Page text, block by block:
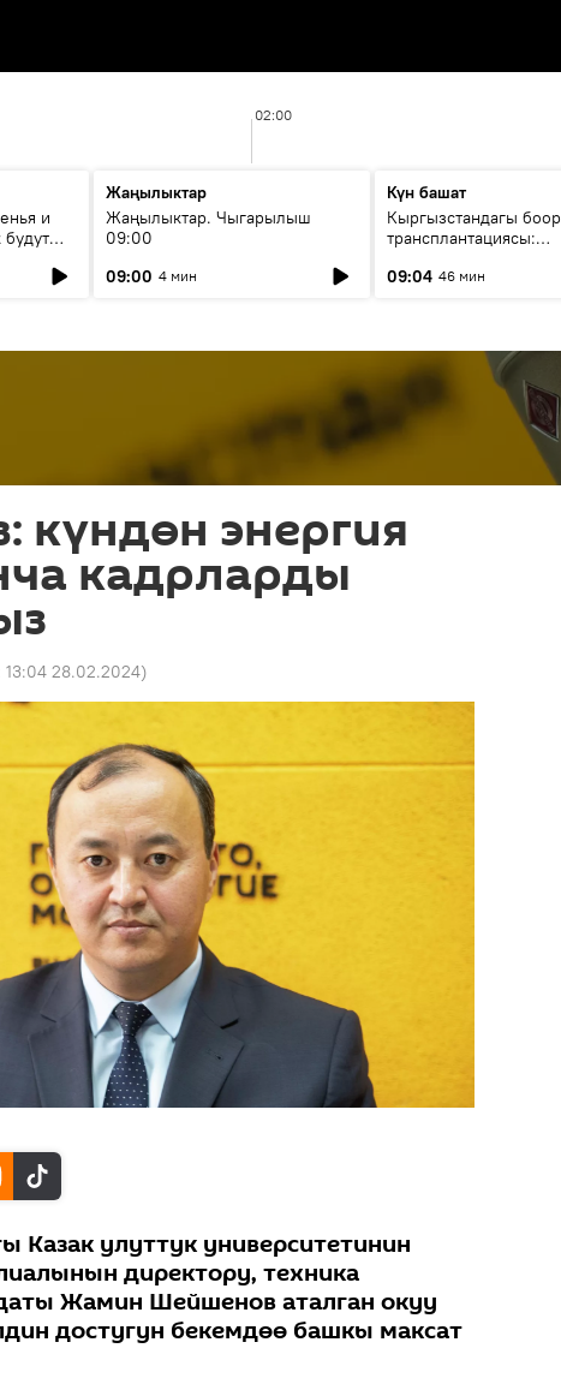
02:00
и
будут
Жаңылыктар
Жаңылыктар. Чыгарылыш
09:00
09:00 4 мин
Күн башат
Кыргызстандагы боор
трансплантациясы:
келечеги
09:04 46 мин
энергия
кадрларды
13:04 28.02.2024)
Казак улуттук университетинин
директору, техника
Жамин Шейшенов аталган окуу
достугун бекемдөө башкы максат